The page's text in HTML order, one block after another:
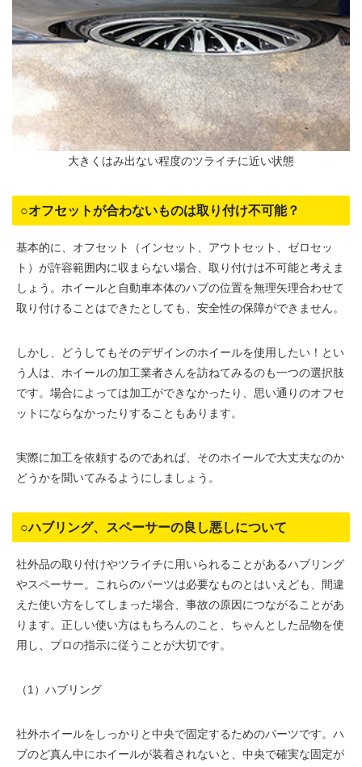
大きくはみ出ない程度のツライチに近い状態
○オフセットが合わないものは取り付け不可能？
基本的に、オフセット（インセット、アウトセット、ゼロセッ
ト）が許容範囲内に収まらない場合、取り付けは不可能と考えま
しょう。ホイールと自動車本体のハブの位置を無理矢理合わせて
取り付けることはできたとしても、安全性の保障ができません。
しかし、どうしてもそのデザインのホイールを使用したい！とい
う人は、ホイールの加工業者さんを訪ねてみるのも一つの選択肢
です。場合によっては加工ができなかったり、思い通りのオフセ
ットにならなかったりすることもあります。
実際に加工を依頼するのであれば、そのホイールで大丈夫なのか
どうかを聞いてみるようにしましょう。
○ハブリング、スペーサーの良し悪しについて
社外品の取り付けやツライチに用いられることがあるハブリング
やスペーサー。これらのパーツは必要なものとはいえども、間違
えた使い方をしてしまった場合、事故の原因につながることがあ
ります。正しい使い方はもちろんのこと、ちゃんとした品物を使
用し、プロの指示に従うことが大切です。
（1）ハブリング
社外ホイールをしっかりと中央で固定するためのパーツです。ハ
ブのど真ん中にホイールが装着されないと、中央で確実な固定が